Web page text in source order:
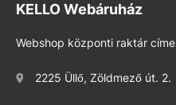
KELLO Webáruház
Webshop központi raktár címe
2225 Üllő, Zöldmező út. 2.